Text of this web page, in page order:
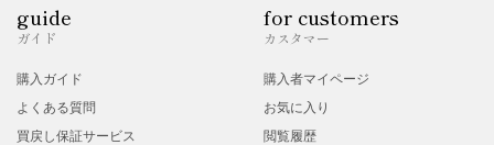
神戸新世紀秋季展公募
神戸新聞賞受賞
guide
ガイド
購入ガイド
よくある質問
買戻し保証サービス
for customers
カスタマー
購入者マイページ
お気に入り
閲覧履歴